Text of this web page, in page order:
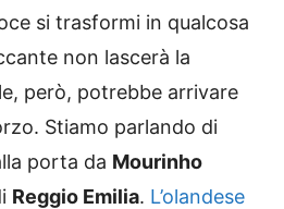
si trasformi in qualcosa
non lascerà la
però, potrebbe arrivare
Stiamo parlando di
porta da Mourinho
Reggio Emilia. L’olandese